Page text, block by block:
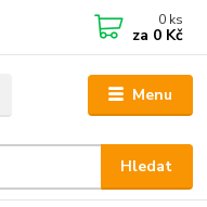
Menu
Hledat
0 ks
za 0 Kč